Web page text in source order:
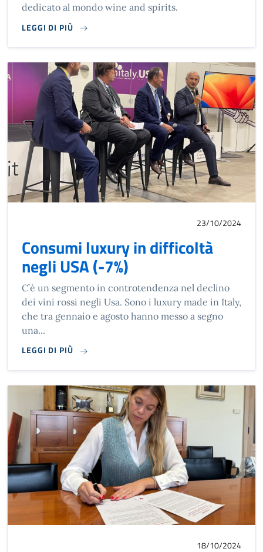
dedicato al mondo wine and spirits.
LEGGI DI PIÙ
23/10/2024
Consumi luxury in difficoltà
negli USA (-7%)
C’è un segmento in controtendenza nel declino
dei vini rossi negli Usa. Sono i luxury made in Italy,
che tra gennaio e agosto hanno messo a segno
una...
LEGGI DI PIÙ
18/10/2024